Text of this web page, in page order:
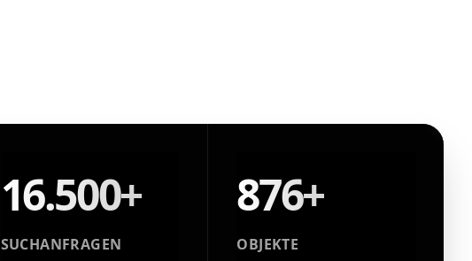
16.500+
SUCHANFRAGEN
876+
OBJEKTE